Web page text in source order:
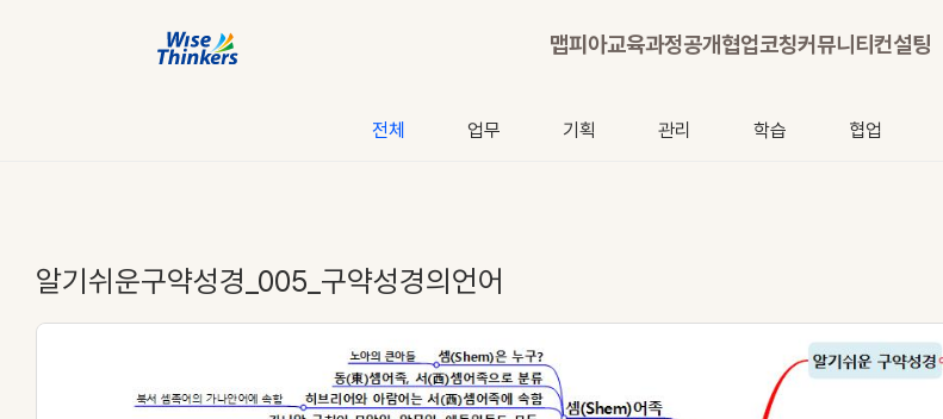
맵피아교육과정공개협업코칭커뮤니티컨설팅
전체 업무 기획 관리 학습 협업
알기쉬운구약성경_005_구약성경의언어